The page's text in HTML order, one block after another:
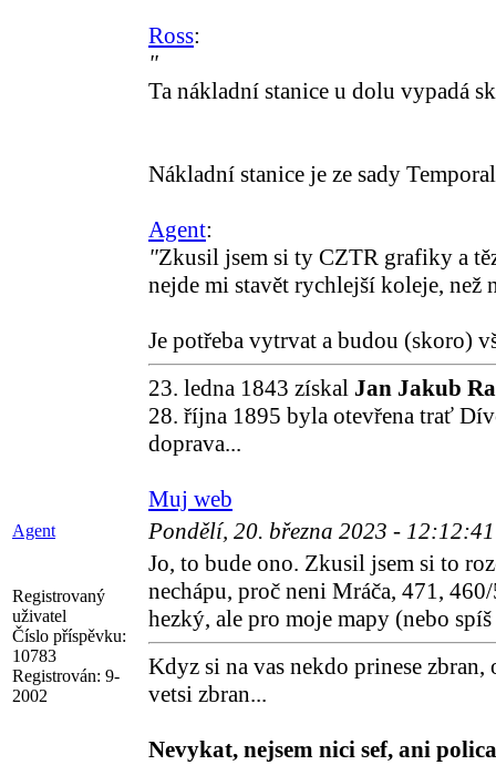
Ross:
"
Ta nákladní stanice u dolu vypadá
Nákladní stanice je ze sady
Agent:
"Zkusil jsem si ty CZTR grafiky a
nejde mi stavět rychlejší koleje, než
Je potřeba vytrvat a budou (skoro)
23. ledna 1843 získal Jan Jakub
28. října 1895 byla otevřena trať
doprava...
Muj web
Agent Pondělí, 20. března 2023 -
Registrovaný
uživatel
Číslo příspěvku:
10783
Registrován: 9-
2002
Jo, to bude ono. Zkusil jsem si to
nechápu, proč neni Mráča, 471,
hezký, ale pro moje mapy (nebo
Kdyz si na vas nekdo prinese zbran,
vetsi zbran...
Nevykat, nejsem nici sef, ani